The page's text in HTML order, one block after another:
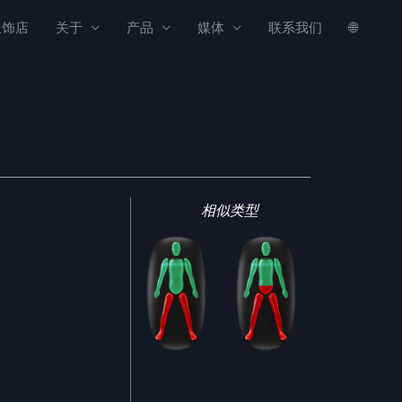
店 关于 产品 媒体 联系我们 🌐
相似类型